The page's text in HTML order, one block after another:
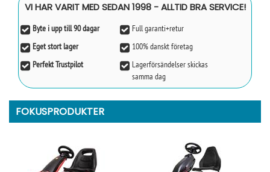
VI HAR VARIT MED SEDAN 1998 - ALLTID BRA SERVICE!
Byte i upp till 90 dagar
Full garanti+retur
Eget stort lager
100% danskt företag
Perfekt Trustpilot
Lagerförsändelser skickas
samma dag
FOKUSPRODUKTER